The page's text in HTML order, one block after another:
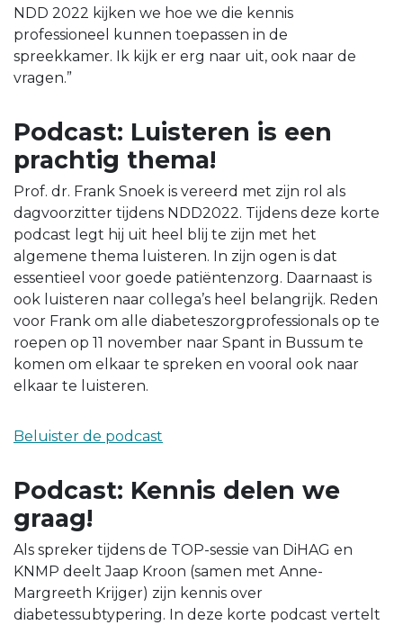
NDD 2022 kijken we hoe we die kennis
professioneel kunnen toepassen in de
spreekkamer. Ik kijk er erg naar uit, ook naar de
vragen.”
Podcast: Luisteren is een
prachtig thema!
Prof. dr. Frank Snoek is vereerd met zijn rol als
dagvoorzitter tijdens NDD2022. Tijdens deze korte
podcast legt hij uit heel blij te zijn met het
algemene thema luisteren. In zijn ogen is dat
essentieel voor goede patiëntenzorg. Daarnaast is
ook luisteren naar collega’s heel belangrijk. Reden
voor Frank om alle diabeteszorgprofessionals op te
roepen op 11 november naar Spant in Bussum te
komen om elkaar te spreken en vooral ook naar
elkaar te luisteren.
Beluister de podcast
Podcast: Kennis delen we
graag!
Als spreker tijdens de TOP-sessie van DiHAG en
KNMP deelt Jaap Kroon (samen met Anne-
Margreeth Krijger) zijn kennis over
diabetessubtypering. In deze korte podcast vertelt